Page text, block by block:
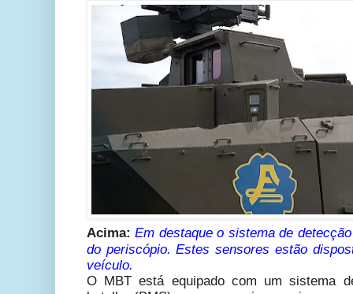
Acima: Em destaque o sistema de
do periscópio. Estes sensores estão
veículo.
O MBT está equipado com um sistema